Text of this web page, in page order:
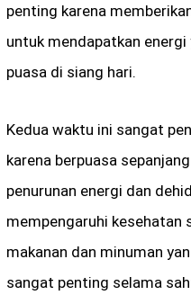
penting karena
untuk mendapatkan
puasa di siang hari.
Kedua waktu ini sangat
karena berpuasa
penurunan energi dan
mempengaruhi kesehatan
makanan dan minuman
sangat penting selama